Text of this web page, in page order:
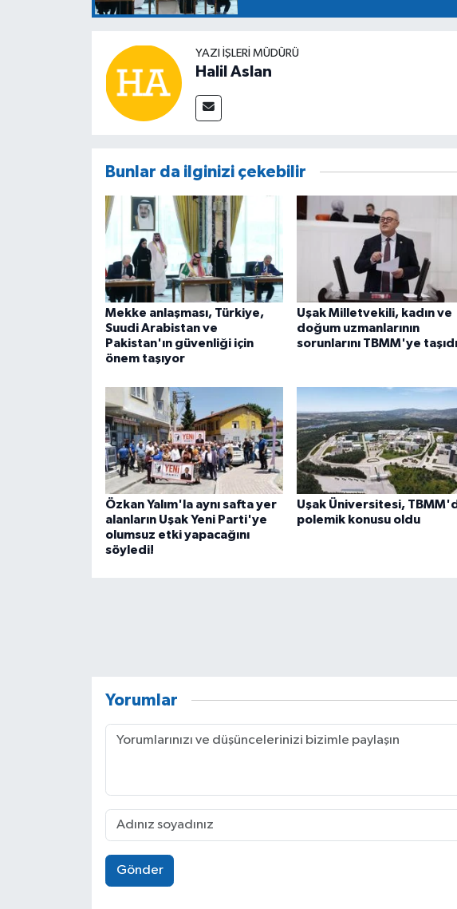
YAZI İŞLERİ MÜDÜRÜ
Halil Aslan
Bunlar da ilginizi çekebilir
Mekke anlaşması, Türkiye,
Suudi Arabistan ve
Pakistan'ın güvenliği için
önem taşıyor
Uşak Milletvekili, kadın ve
doğum uzmanlarının
sorunlarını TBMM'ye taşıdı
Özkan Yalım'la aynı safta yer
alanların Uşak Yeni Parti'ye
olumsuz etki yapacağını
söyledi!
Uşak Üniversitesi,
polemik konusu oldu
Yorumlar
Gönder